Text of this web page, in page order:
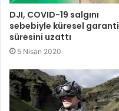
DJI, COVID-19 salgını
sebebiyle küresel garanti
süresini uzattı
5 Nisan 2020